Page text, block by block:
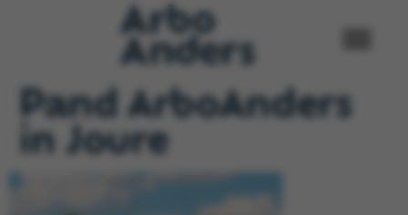
Pand ArboAnders
in Joure